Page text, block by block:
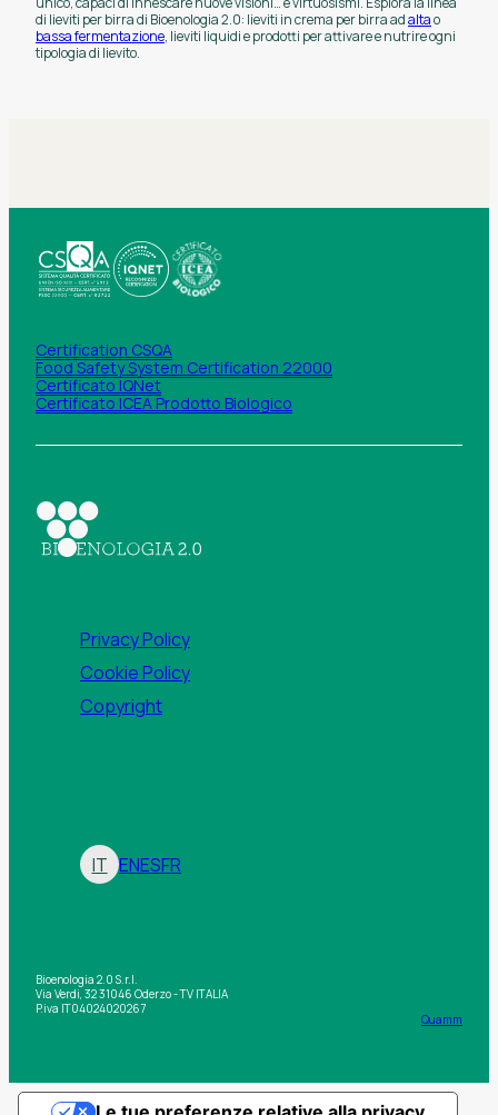
di lieviti per birra di Bioenologia 2.0: lieviti in crema per birra adaltao
bassa fermentazione, lieviti liquidi e prodotti per attivare e nutrire ogni
tipologia di lievito.
Certification CSQA
Food Safety System Certification 22000
Certificato IQNet
Certificato ICEA Prodotto Biologico
Privacy Policy
Cookie Policy
Copyright
IT ENESFR
Bioenologia 2.0 S.r.l.
Via Verdi, 32 31046 Oderzo - TV ITALIA
P.iva IT04024020267
Quamm